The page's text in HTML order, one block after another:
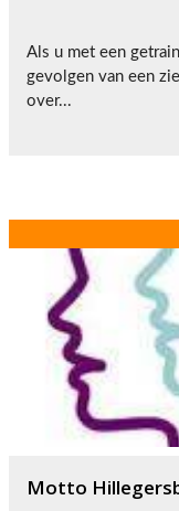
Motto
Als u met een
gevolgen van een
over...